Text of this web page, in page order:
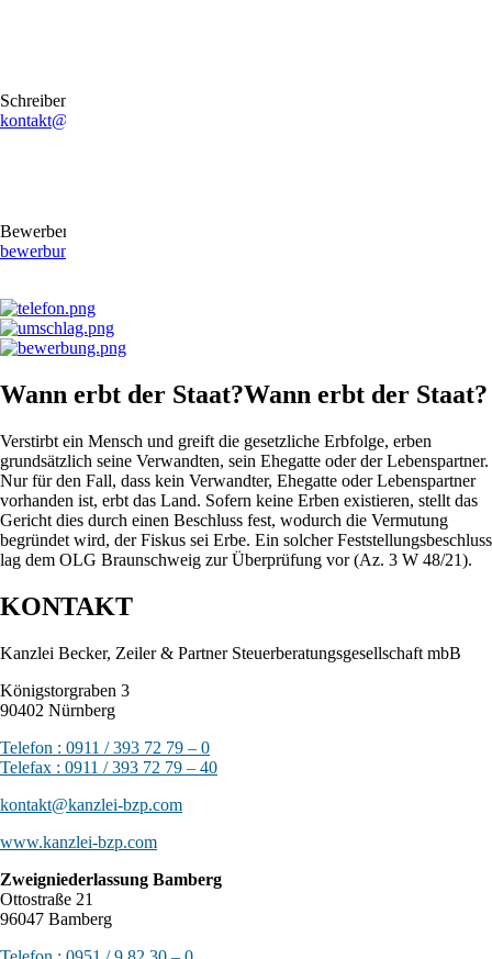
Schreiben Sie uns gerne eine E-Mail
kontakt@stb-becker-zeiler.de
Bewerben Sie sich online oder per E-Mail
bewerbung@stb-becker-zeiler.de
Wann erbt der Staat?Wann erbt der Staat?
Verstirbt ein Mensch und greift die gesetzliche Erbfolge, erben
grundsätzlich seine Verwandten, sein Ehegatte oder der Lebenspartner.
Nur für den Fall, dass kein Verwandter, Ehegatte oder Lebenspartner
vorhanden ist, erbt das Land. Sofern keine Erben existieren, stellt das
Gericht dies durch einen Beschluss fest, wodurch die Vermutung
begründet wird, der Fiskus sei Erbe. Ein solcher Feststellungsbeschluss
lag dem OLG Braunschweig zur Überprüfung vor (Az. 3 W 48/21).
KONTAKT
Kanzlei Becker, Zeiler & Partner Steuerberatungsgesellschaft mbB
Königstorgraben 3
90402 Nürnberg
Telefon : 0911 / 393 72 79 – 0
Telefax : 0911 / 393 72 79 – 40
kontakt@kanzlei-bzp.com
www.kanzlei-bzp.com
Zweigniederlassung Bamberg
Ottostraße 21
96047 Bamberg